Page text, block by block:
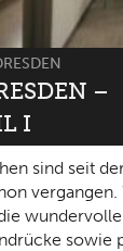
–
I
sind seit
vergangen.
sowie